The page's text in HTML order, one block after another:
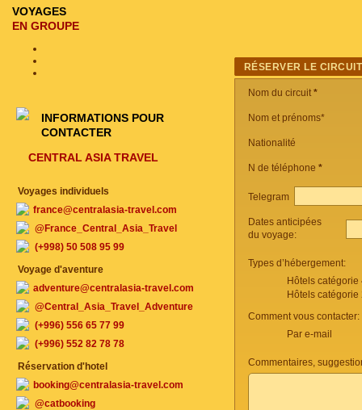
RÉSERVER LE CIRCUIT
Nom du circuit*
Nom et prénoms*
Nationalité
N de téléphone *
Telegram
Dates anticipées
du voyage:
Types d’hébergement:
Hôtels
Hôtels
Comment vous contacter:
Par e-mail
Commentaires,
VOYAGES
EN GROUPE
INFORMATIONS POUR
CONTACTER
CENTRAL ASIA TRAVEL
Voyages individuels
france@centralasia-travel.com
@France_Central_Asia_Travel
(+998) 50 508 95 99
Voyage d'aventure
adventure@centralasia-travel.com
@Central_Asia_Travel_Adventure
(+996) 556 65 77 99
(+996) 552 82 78 78
Réservation d'hotel
booking@centralasia-travel.com
@catbooking